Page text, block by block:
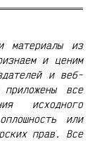
материалы из
и ценим
и веб-
все
исходного
или
прав. Все